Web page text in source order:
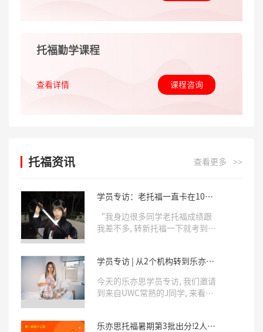
托福勤学课程
查看详情 课程咨询
托福资讯 查看更多 >>
学员专访：老托福一直卡在106,
“我身边很多同学老托福成绩跟
我差不多, 转新托福一下就考到
访, 我们邀请到了就读于重庆巴蜀
常春藤的H同学, 来分享自己10天
斩获托福5.5分的学习经验。
学员专访 | 从2个机构转到乐亦
今天的乐亦思学员专访, 我们邀请
到来自UWC常熟的J同学, 来看看
乐亦思托福暑期第3批出分!2人满